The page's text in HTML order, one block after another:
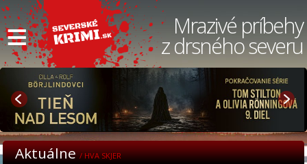
≡ Mrazivé príbehy
z drsného severu
Aktuálne/ HVA SKJER